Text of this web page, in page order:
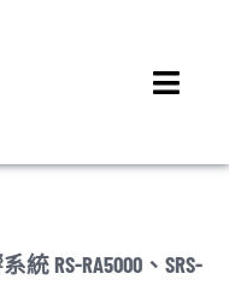
統 RS-RA5000、SRS-